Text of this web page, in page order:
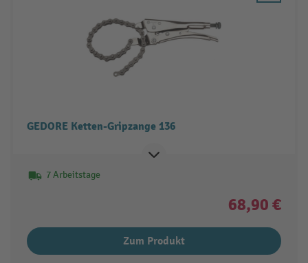
GEDORE Ketten-Gripzange 136
7 Arbeitstage
68,90 €
Zum Produkt